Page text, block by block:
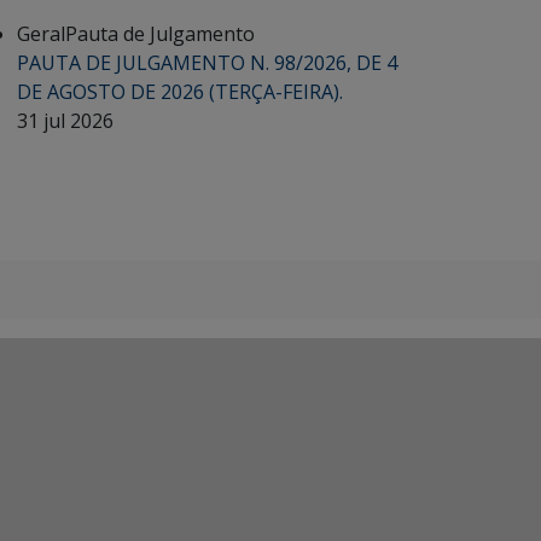
GeralPauta de Julgamento
PAUTA DE JULGAMENTO N. 98/2026, DE 4
DE AGOSTO DE 2026 (TERÇA-FEIRA).
31 jul 2026